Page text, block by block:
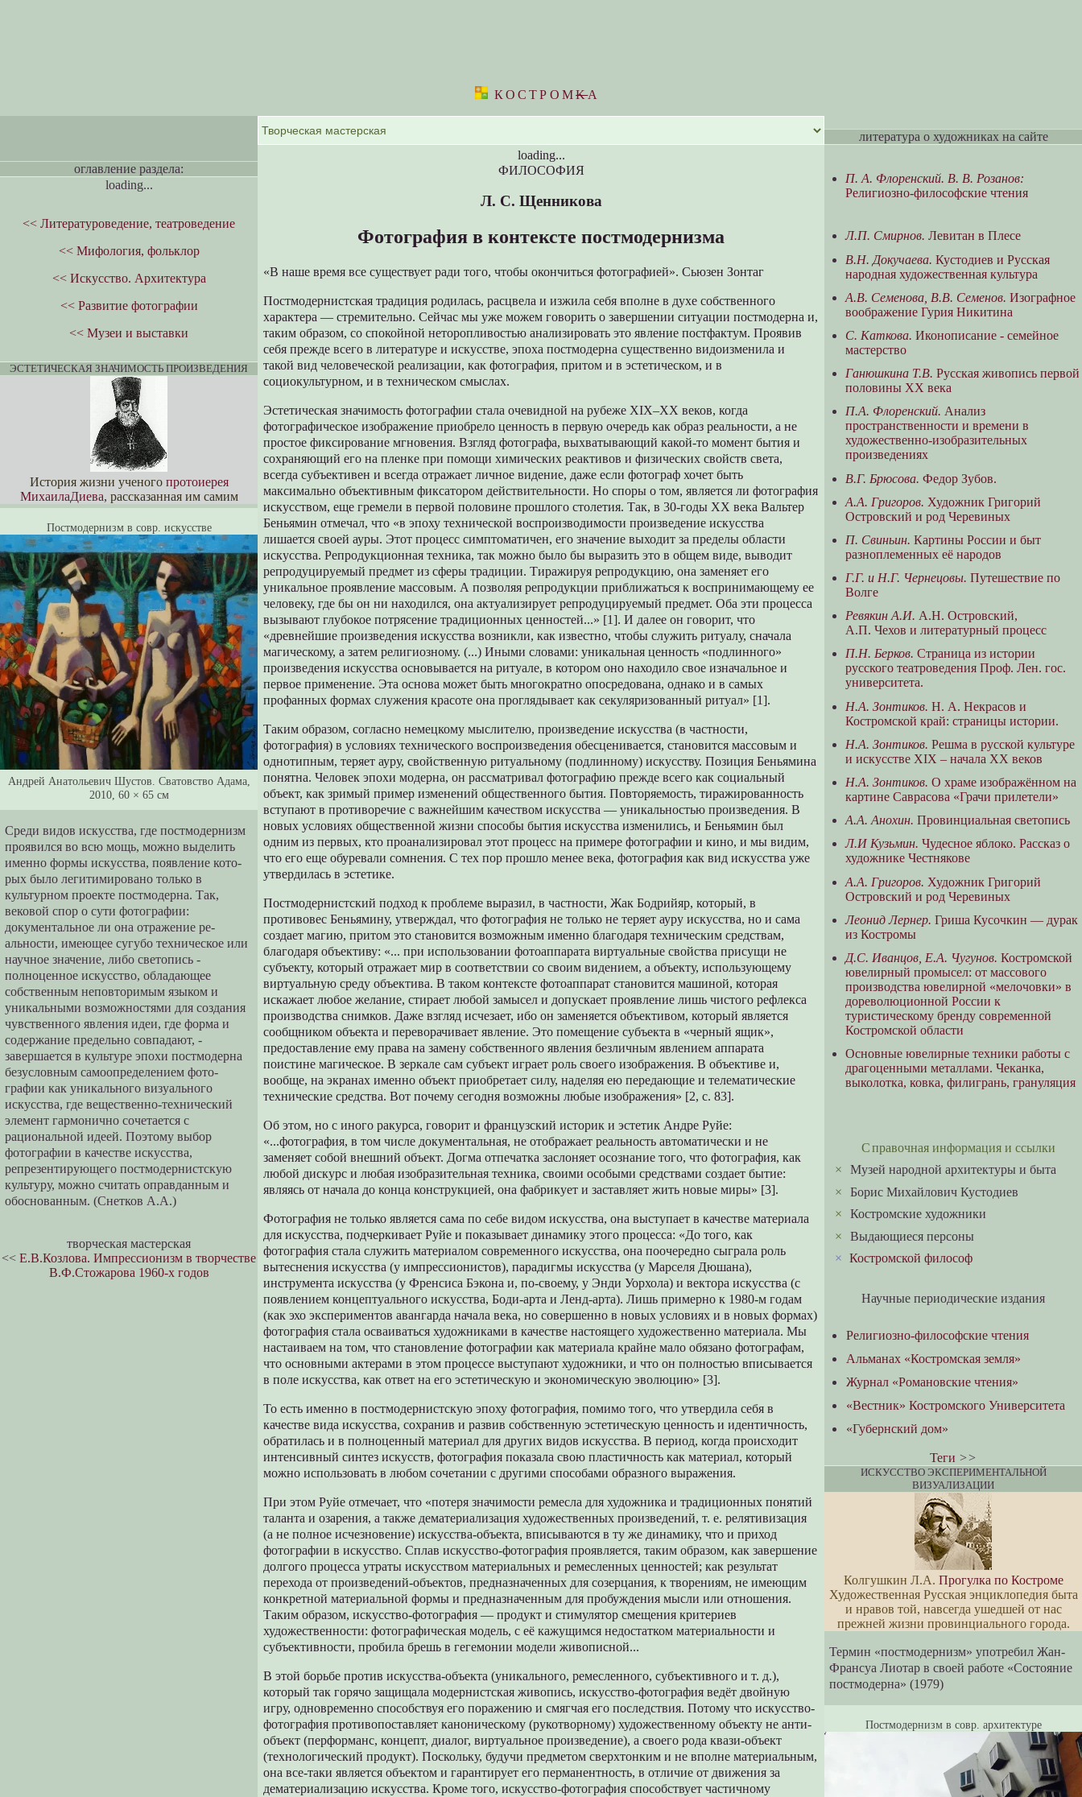
КОСТРОМKА
loading...
ФИЛОСОФИЯ
Л. С. Щенникова
Фотография в контексте постмодернизма
«В наше время все существует ради того, чтобы окончиться фотографией». Сьюзен Зонтаг
Постмодернистская традиция родилась, расцвела и изжила себя вполне в духе собственного
характера — стремительно. Сейчас мы уже можем говорить о завершении ситуации постмодерна и,
таким образом, со спокойной неторопливостью анализировать это явление постфактум. Проявив
себя прежде всего в литературе и искусстве, эпоха постмодерна существенно видоизменила и
такой вид человеческой реализации, как фотография, притом и в эстетическом, и в
социокультурном, и в техническом смыслах.
Эстетическая значимость фотографии стала очевидной на рубеже XIX–XX веков, когда
фотографическое изображение приобрело ценность в первую очередь как образ реальности, а не
простое фиксирование мгновения. Взгляд фотографа, выхватывающий какой-то момент бытия и
сохраняющий его на пленке при помощи химических реактивов и физических свойств света,
всегда субъективен и всегда отражает личное видение, даже если фотограф хочет быть
максимально объективным фиксатором действительности. Но споры о том, является ли фотография
искусством, еще гремели в первой половине прошлого столетия. Так, в 30-годы ХХ века Вальтер
Беньямин отмечал, что «в эпоху технической воспроизводимости произведение искусства
лишается своей ауры. Этот процесс симптоматичен, его значение выходит за пределы области
искусства. Репродукционная техника, так можно было бы выразить это в общем виде, выводит
репродуцируемый предмет из сферы традиции. Тиражируя репродукцию, она заменяет его
уникальное проявление массовым. А позволяя репродукции приближаться к воспринимающему ее
человеку, где бы он ни находился, она актуализирует репродуцируемый предмет. Оба эти процесса
вызывают глубокое потрясение традиционных ценностей...» [1]. И далее он говорит, что
«древнейшие произведения искусства возникли, как известно, чтобы служить ритуалу, сначала
магическому, а затем религиозному. (...) Иными словами: уникальная ценность «подлинного»
произведения искусства основывается на ритуале, в котором оно находило свое изначальное и
первое применение. Эта основа может быть многократно опосредована, однако и в самых
профанных формах служения красоте она проглядывает как секуляризованный ритуал» [1].
Таким образом, согласно немецкому мыслителю, произведение искусства (в частности,
фотография) в условиях технического воспроизведения обесценивается, становится массовым и
однотипным, теряет ауру, свойственную ритуальному (подлинному) искусству. Позиция Беньямина
понятна. Человек эпохи модерна, он рассматривал фотографию прежде всего как социальный
объект, как зримый пример изменений общественного бытия. Повторяемость, тиражированность
вступают в противоречие с важнейшим качеством искусства — уникальностью произведения. В
новых условиях общественной жизни способы бытия искусства изменились, и Беньямин был
одним из первых, кто проанализировал этот процесс на примере фотографии и кино, и мы видим,
что его еще обуревали сомнения. С тех пор прошло менее века, фотография как вид искусства уже
утвердилась в эстетике.
Постмодернистский подход к проблеме выразил, в частности, Жак Бодрийяр, который, в
противовес Беньямину, утверждал, что фотография не только не теряет ауру искусства, но и сама
создает магию, притом это становится возможным именно благодаря техническим средствам,
благодаря объективу: «... при использовании фотоаппарата виртуальные свойства присущи не
субъекту, который отражает мир в соответствии со своим видением, а объекту, использующему
виртуальную среду объектива. В таком контексте фотоаппарат становится машиной, которая
искажает любое желание, стирает любой замысел и допускает проявление лишь чистого рефлекса
производства снимков. Даже взгляд исчезает, ибо он заменяется объективом, который является
сообщником объекта и переворачивает явление. Это помещение субъекта в «черный ящик»,
предоставление ему права на замену собственного явления безличным явлением аппарата
поистине магическое. В зеркале сам субъект играет роль своего изображения. В объективе и,
вообще, на экранах именно объект приобретает силу, наделяя ею передающие и телематические
технические средства. Вот почему сегодня возможны любые изображения» [2, с. 83].
Об этом, но с иного ракурса, говорит и французский историк и эстетик Андре Руйе:
«...фотография, в том числе документальная, не отображает реальность автоматически и не
заменяет собой внешний объект. Догма отпечатка заслоняет осознание того, что фотография, как
любой дискурс и любая изобразительная техника, своими особыми средствами создает бытие:
являясь от начала до конца конструкцией, она фабрикует и заставляет жить новые миры» [3].
Фотография не только является сама по себе видом искусства, она выступает в качестве материала
для искусства, подчеркивает Руйе и показывает динамику этого процесса: «До того, как
фотография стала служить материалом современного искусства, она поочередно сыграла роль
вытеснения искусства (у импрессионистов), парадигмы искусства (у Марселя Дюшана),
инструмента искусства (у Френсиса Бэкона и, по-своему, у Энди Уорхола) и вектора искусства (с
появлением концептуального искусства, Боди-арта и Ленд-арта). Лишь примерно к 1980-м годам
(как эхо экспериментов авангарда начала века, но совершенно в новых условиях и в новых формах)
фотография стала осваиваться художниками в качестве настоящего художественно материала. Мы
настаиваем на том, что становление фотографии как материала крайне мало обязано фотографам,
что основными актерами в этом процессе выступают художники, и что он полностью вписывается
в поле искусства, как ответ на его эстетическую и экономическую эволюцию» [3].
То есть именно в постмодернистскую эпоху фотография, помимо того, что утвердила себя в
качестве вида искусства, сохранив и развив собственную эстетическую ценность и идентичность,
обратилась и в полноценный материал для других видов искусства. В период, когда происходит
интенсивный синтез искусств, фотография показала свою пластичность как материал, который
можно использовать в любом сочетании с другими способами образного выражения.
При этом Руйе отмечает, что «потеря значимости ремесла для художника и традиционных понятий
таланта и озарения, а также дематериализация художественных произведений, т. е. релятивизация
(а не полное исчезновение) искусства-объекта, вписываются в ту же динамику, что и приход
фотографии в искусство. Сплав искусство-фотография проявляется, таким образом, как завершение
долгого процесса утраты искусством материальных и ремесленных ценностей; как результат
перехода от произведений-объектов, предназначенных для созерцания, к творениям, не имеющим
конкретной материальной формы и предназначенным для пробуждения мысли или отношения.
Таким образом, искусство-фотография — продукт и стимулятор смещения критериев
художественности: фотографическая модель, с её кажущимся недостатком материальности и
субъективности, пробила брешь в гегемонии модели живописной...
В этой борьбе против искусства-объекта (уникального, ремесленного, субъективного и т. д.),
который так горячо защищала модернистская живопись, искусство-фотография ведёт двойную
игру, одновременно способствуя его поражению и смягчая его последствия. Потому что искусство-
фотография противопоставляет каноническому (рукотворному) художественному объекту не анти-
объект (перформанс, концепт, диалог, виртуальное произведение), а своего рода квази-объект
(технологический продукт). Поскольку, будучи предметом сверхтонким и не вполне материальным,
она все-таки является объектом и гарантирует его перманентность, в отличие от движения за
дематериализацию искусства. Кроме того, искусство-фотография способствует частичному
оглавление раздела:
loading...
<< Литературоведение, театроведение
<< Мифология, фольклор
<< Искусство. Архитектура
<< Развитие фотографии
<< Музеи и выставки
ЭСТЕТИЧЕСКАЯ ЗНАЧИМОСТЬ ПРОИЗВЕДЕНИЯ
История жизни ученого протоиерея
МихаилаДиева, рассказанная им самим
Постмодернизм в совр. искусстве
Андрей Анатольевич Шустов. Сватовство Адама,
2010, 60 × 65 см
Среди видов искусства, где постмодернизм
проявился во всю мощь, можно выделить
именно формы искусства, появление кото­
рых было легитимировано только в
культурном проекте постмодерна. Так,
вековой спор о сути фотографии:
документальное ли она отражение ре­
альности, имеющее сугубо техническое или
научное значение, либо све­топись -
полноценное искусство, обладающее
собственным неповтори­мым языком и
уникальными возможностями для создания
чувственного явления идеи, где форма и
содержание предельно совпадают, -
завершает­ся в культуре эпохи постмодерна
безусловным самоопределением фото­
графии как уникального визуального
искусства, где вещественно-технический
элемент гармонично сочетается с
рациональной идеей. По­этому выбор
фотографии в качестве искусства,
репрезентирующего по­стмодернистскую
культуру, можно считать оправданным и
обоснован­ным. (Снетков А.А.)
творческая мастерская
<< Е.В.Козлова. Импрессионизм в творчестве
В.Ф.Стожарова 1960-х годов
литература о художниках на сайте
П. А. Флоренский. В. В. Розанов:
Религиозно-философские чтения
Л.П. Смирнов. Левитан в Плесе
В.Н. Докучаева. Кустодиев и Русская
народная художественная культура
А.В. Семенова, В.В. Семенов. Изографное
воображение Гурия Никитина
С. Каткова. Иконописание - семейное
мастерство
Ганюшкина Т.В. Русская живопись первой
половины XX века
П.А. Флоренский. Анализ
пространственности и времени в
художественно-изобразительных
произведениях
В.Г. Брюсова. Федор Зубов.
А.А. Григоров. Художник Григорий
Островский и род Черевиных
П. Свиньин. Картины России и быт
разноплеменных её народов
Г.Г. и Н.Г. Чернецовы. Путешествие по
Волге
Ревякин А.И. А.Н. Островский,
А.П. Чехов и литературный процесс
П.Н. Берков. Страница из истории
русского театроведения Проф. Лен. гос.
университета.
Н.А. Зонтиков. Н. А. Некрасов и
Костромской край: страницы истории.
Н.А. Зонтиков. Решма в русской культуре
и искусстве XIX – начала XX веков
Н.А. Зонтиков. О храме изображённом на
картине Саврасова «Грачи прилетели»
А.А. Анохин. Провинциальная светопись
Л.И Кузьмин. Чудесное яблоко. Рассказ о
художнике Честнякове
А.А. Григоров. Художник Григорий
Островский и род Черевиных
Леонид Лернер. Гриша Кусочкин — дурак
из Костромы
Д.С. Иванцов, Е.А. Чугунов. Костромской
ювелирный промысел: от массового
производства ювелирной «мелочовки» в
дореволюционной России к
туристическому бренду современной
Костромской области
Основные ювелирные техники работы с
драгоценными металлами. Чеканка,
выколотка, ковка, филигрань, грануляция
Справочная информация и ссылки
×Музей народной архитектуры и быта
×Борис Михайлович Кустодиев
×Костромские художники
×Выдающиеся персоны
×Костромской философ
Научные периодические издания
Религиозно-философские чтения
Альманах «Костромская земля»
Журнал «Романовские чтения»
«Вестник» Костромского Университета
«Губернский дом»
Теги >>
ИСКУССТВО ЭКСПЕРИМЕНТАЛЬНОЙ
ВИЗУАЛИЗАЦИИ
Колгушкин Л.А. Прогулка по Костроме
Художественная Русская энциклопедия быта
и нравов той, навсегда ушедшей от нас
прежней жизни провинциального города.
Термин «постмодернизм» употребил Жан-
Франсуа Лиотар в своей работе «Состояние
постмодерна» (1979)
Постмодернизм в совр. архитектуре